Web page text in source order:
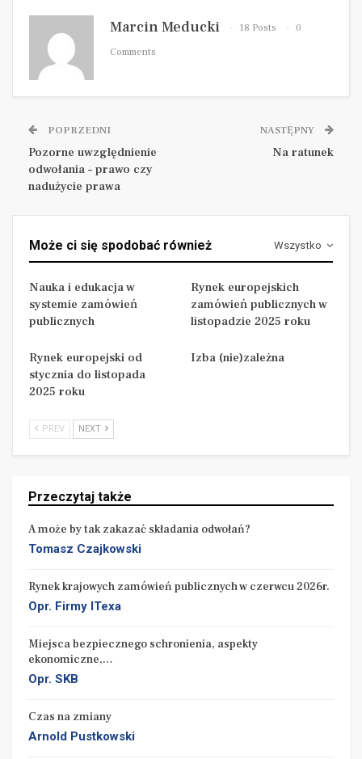
sporów w zamówieniach publicznych przez
ustawę z 10 czerwca 1994 roku były Zespoły
Arbitrów. Spór dotyczący naruszenia zasad
udzielania zamówień inicjowało złożenie przez
miał 7 dni na jego rozpoznanie.
Od rozstrzygnięcia niekorzystnego dla wykonawcy
przysługiwało odwołanie do Prezesa UZP.
Rozpoznanie odwołania Prezes powierzał
trzyosobowemu Zespołowi Arbitrów, powoływanemu
każdorazowo do rozpoznania poszczególnych spraw.
Powoływanie następowało przez wskazanie jednej
zamawiającego a przewodniczącego składu
wskazywał Prezes UZP.
Nauka i edukacja w systemie zamówień publicznych
Oprac. Zespół
Opr. Firmy ITexa
Rynek europejski od stycznia do listopada 2025 roku
Opr. Firmy ITexa
Prezesa UZP. Początkowo znajdowało się na niej
ponad 650 osób, w końcowym okresie liczyła 363
Marcin Meducki 18 Posts
0
Comments
POPRZEDNI
Pozorne uwzględnienie
odwołania – prawo czy
nadużycie prawa
NASTĘPNY
Na ratunek
Wszystko
Może ci się spodobać również
Nauka i edukacja w
systemie zamówień
publicznych
Rynek europejskich
zamówień publicznych w
listopadzie 2025 roku
Rynek europejski od
stycznia do listopada
2025 roku
Izba (nie)zależna
PREV NEXT
Przeczytaj także
A może by tak zakazać składania odwołań?
Tomasz Czajkowski
Rynek krajowych zamówień publicznych w czerwcu 2026r.
Opr. Firmy ITexa
Miejsca bezpiecznego schronienia, aspekty
ekonomiczne,…
Opr. SKB
Czas na zmiany
Arnold Pustkowski